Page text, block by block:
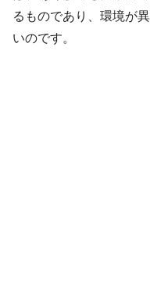
るものであり、環境が
いのです。